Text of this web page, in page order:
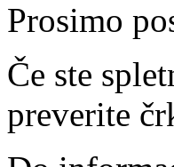
Prosimo
Če ste
preverite